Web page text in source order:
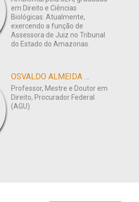
em Direito e Ciências
Biológicas. Atualmente,
exercendo a função de
Assessora de Juiz no Tribunal
do Estado do Amazonas.
OSVALDO ALMEIDA NETO
Professor, Mestre e Doutor em
Direito, Procurador Federal
(AGU)